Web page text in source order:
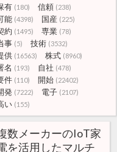
有 (180) 信頼 (238)
能 (4398) 国産 (225)
約 (1495) 専業 (78)
事 (5) 技術 (3532)
供 (16563) 株式 (8960)
名 (193) 自社 (478)
件 (110) 開始 (22402)
発 (7222) 電子 (2107)
い (155)
数メーカーのIoT家
を活用したマルチ